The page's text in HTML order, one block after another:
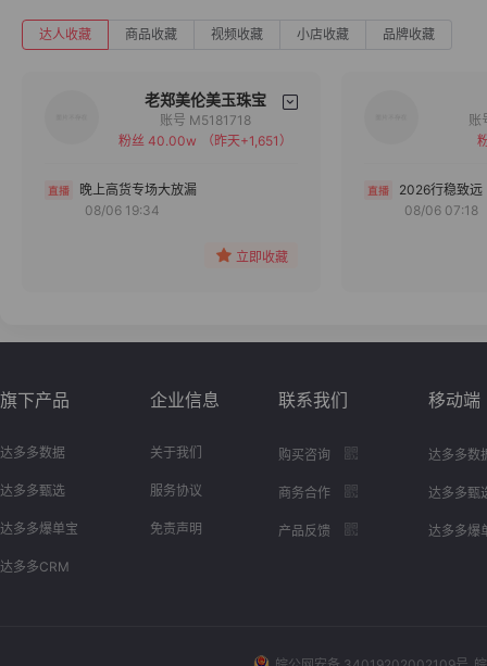
达人收藏 商品收藏 视频收藏 小店收藏 品牌收藏
老郑美伦美玉珠宝
备注
分组
账号 M5181718
粉丝 40.00w
（昨天+1,651）
晚上高货专场大放漏
08/06 19:34
立即收藏
2026行稳致远
08/06 07:18
旗下产品
达多多数据
达多多甄选
达多多爆单宝
达多多CRM
企业信息
关于我们
服务协议
免责声明
联系我们
购买咨询
商务合作
产品反馈
移动端
达多多数
达多多甄
达多多爆